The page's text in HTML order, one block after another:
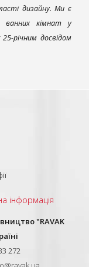
дизайну. Ми є
ванних кімнат у
річним досвідом
інформація
"RAVAK
272